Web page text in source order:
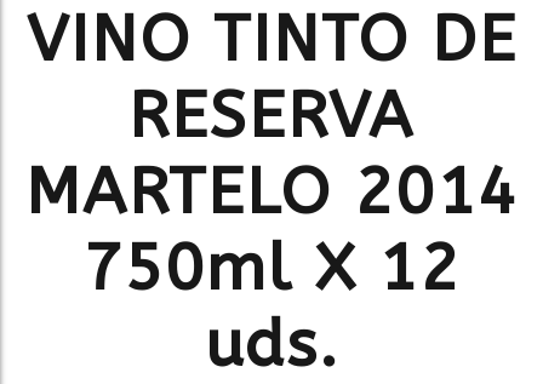
VINO TINTO DE
RESERVA
MARTELO 2014
750ml X 12
uds.